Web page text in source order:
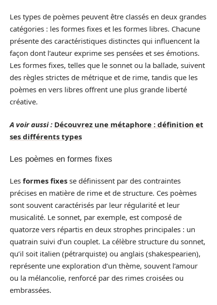
Les types de poèmes peuvent être classés en deux grandes
catégories : les formes fixes et les formes libres. Chacune
présente des caractéristiques distinctes qui influencent la
façon dont l’auteur exprime ses pensées et ses émotions.
Les formes fixes, telles que le sonnet ou la ballade, suivent
des règles strictes de métrique et de rime, tandis que les
poèmes en vers libres offrent une plus grande liberté
créative.
A voir aussi : Découvrez une métaphore : définition et
ses différents types
Les poèmes en formes fixes
Les formes fixes se définissent par des contraintes
précises en matière de rime et de structure. Ces poèmes
sont souvent caractérisés par leur régularité et leur
musicalité. Le sonnet, par exemple, est composé de
quatorze vers répartis en deux strophes principales : un
quatrain suivi d’un couplet. La célèbre structure du sonnet,
qu’il soit italien (pétrarquiste) ou anglais (shakespearien),
représente une exploration d’un thème, souvent l’amour
ou la mélancolie, renforcé par des rimes croisées ou
embrassées.